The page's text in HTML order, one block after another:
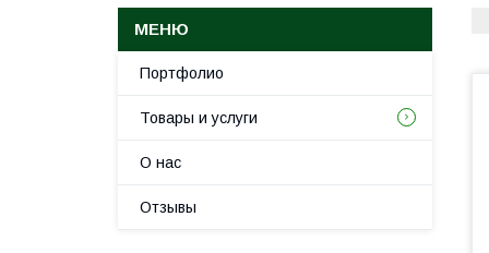
Портфолио
Товары и услуги
О нас
Отзывы